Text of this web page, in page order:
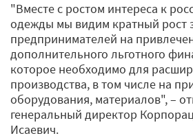
"Вместе с ростом интереса к
одежды мы видим кратный рост
предпринимателей на
дополнительного льготного
которое необходимо для
производства, в том числе на
оборудования, материалов", –
генеральный директор
Исаевич.